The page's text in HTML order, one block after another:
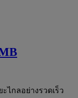
ไกลอย่างรวดเร็ว